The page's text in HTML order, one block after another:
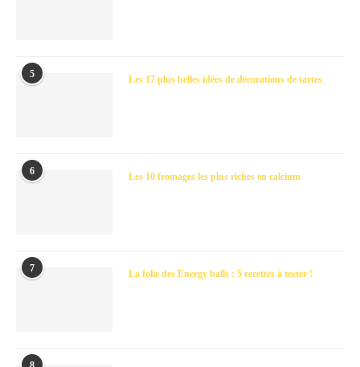
5 Les 17 plus belles idées de décorations de tartes
6 Les 10 fromages les plus riches en calcium
7 La folie des Energy balls : 5 recettes à tester !